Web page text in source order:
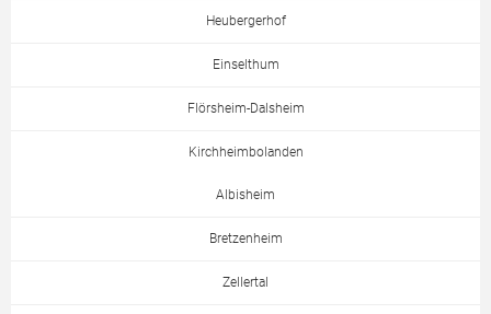
Heubergerhof
Einselthum
Flörsheim-Dalsheim
Kirchheimbolanden
Albisheim
Bretzenheim
Zellertal